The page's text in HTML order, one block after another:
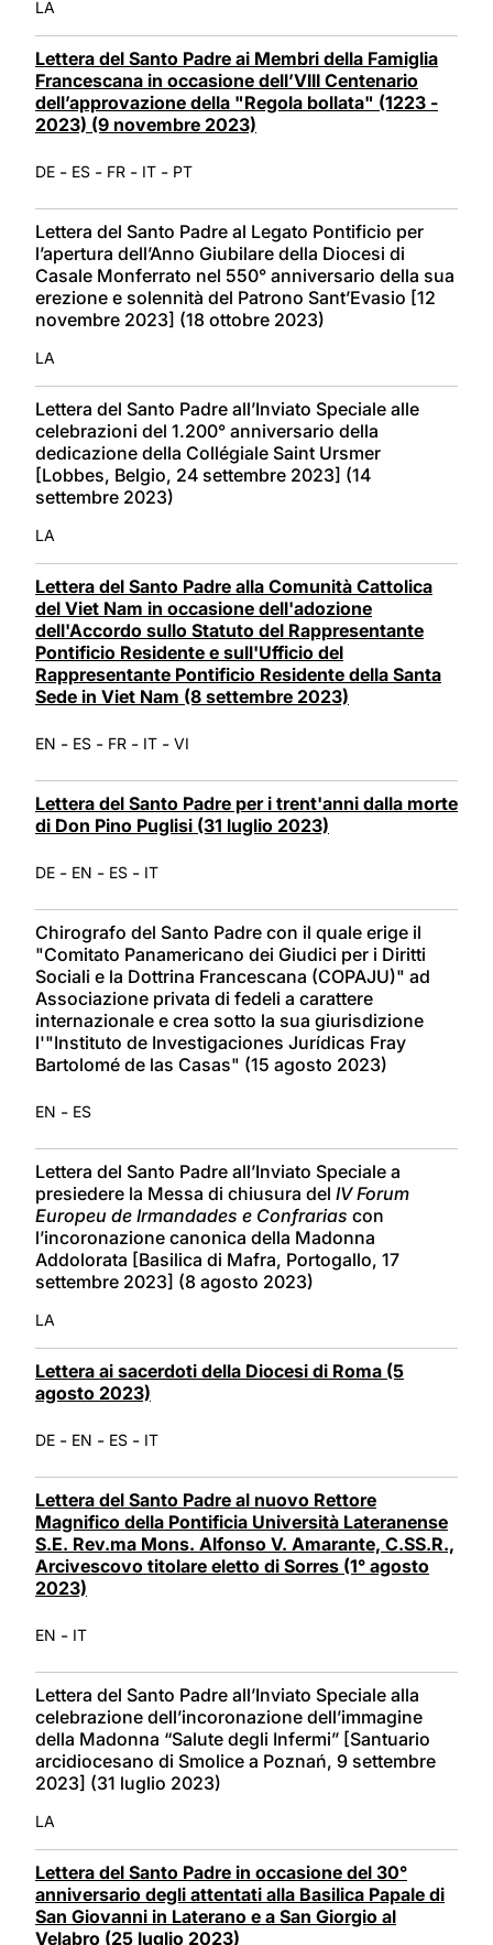
LA
Lettera del Santo Padre ai Membri della Famiglia
Francescana in occasione dell’VIII Centenario
dell’approvazione della "Regola bollata" (1223 -
2023) (9 novembre 2023)
DE - ES - FR - IT - PT
Lettera del Santo Padre al Legato Pontificio per
l’apertura dell’Anno Giubilare della Diocesi di
Casale Monferrato nel 550° anniversario della sua
erezione e solennità del Patrono Sant’Evasio [12
novembre 2023] (18 ottobre 2023)
LA
Lettera del Santo Padre all’Inviato Speciale alle
celebrazioni del 1.200° anniversario della
dedicazione della Collégiale Saint Ursmer
[Lobbes, Belgio, 24 settembre 2023] (14
settembre 2023)
LA
Lettera del Santo Padre alla Comunità Cattolica
del Viet Nam in occasione dell'adozione
dell'Accordo sullo Statuto del Rappresentante
Pontificio Residente e sull'Ufficio del
Rappresentante Pontificio Residente della Santa
Sede in Viet Nam (8 settembre 2023)
EN - ES - FR - IT - VI
Lettera del Santo Padre per i trent'anni dalla morte
di Don Pino Puglisi (31 luglio 2023)
DE - EN - ES - IT
Chirografo del Santo Padre con il quale erige il
"Comitato Panamericano dei Giudici per i Diritti
Sociali e la Dottrina Francescana (COPAJU)" ad
Associazione privata di fedeli a carattere
internazionale e crea sotto la sua giurisdizione
l'"Instituto de Investigaciones Jurídicas Fray
Bartolomé de las Casas" (15 agosto 2023)
EN - ES
Lettera del Santo Padre all’Inviato Speciale a
presiedere la Messa di chiusura del IV Forum
Europeu de Irmandades e Confrarias con
l’incoronazione canonica della Madonna
Addolorata [Basilica di Mafra, Portogallo, 17
settembre 2023] (8 agosto 2023)
LA
Lettera ai sacerdoti della Diocesi di Roma (5
agosto 2023)
DE - EN - ES - IT
Lettera del Santo Padre al nuovo Rettore
Magnifico della Pontificia Università Lateranense
S.E. Rev.ma Mons. Alfonso V. Amarante, C.SS.R.,
Arcivescovo titolare eletto di Sorres (1° agosto
2023)
EN - IT
Lettera del Santo Padre all’Inviato Speciale alla
celebrazione dell’incoronazione dell’immagine
della Madonna “Salute degli Infermi” [Santuario
arcidiocesano di Smolice a Poznań, 9 settembre
2023] (31 luglio 2023)
LA
Lettera del Santo Padre in occasione del 30°
anniversario degli attentati alla Basilica Papale di
San Giovanni in Laterano e a San Giorgio al
Velabro (25 luglio 2023)